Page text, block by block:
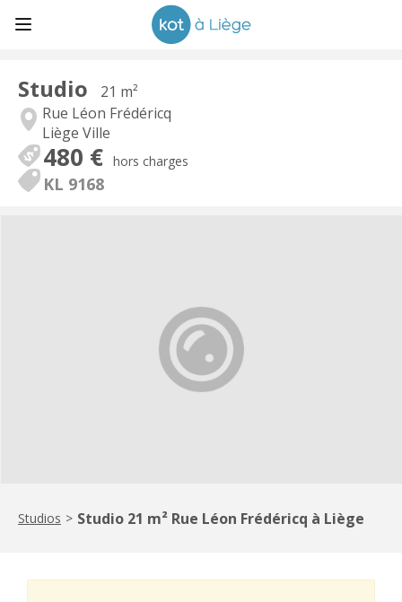
Studio
21 m²
Rue Léon Frédéricq
Liège Ville
480 € hors charges
KL 9168
Studios > Studio 21 m² Rue Léon Frédéricq à Liège